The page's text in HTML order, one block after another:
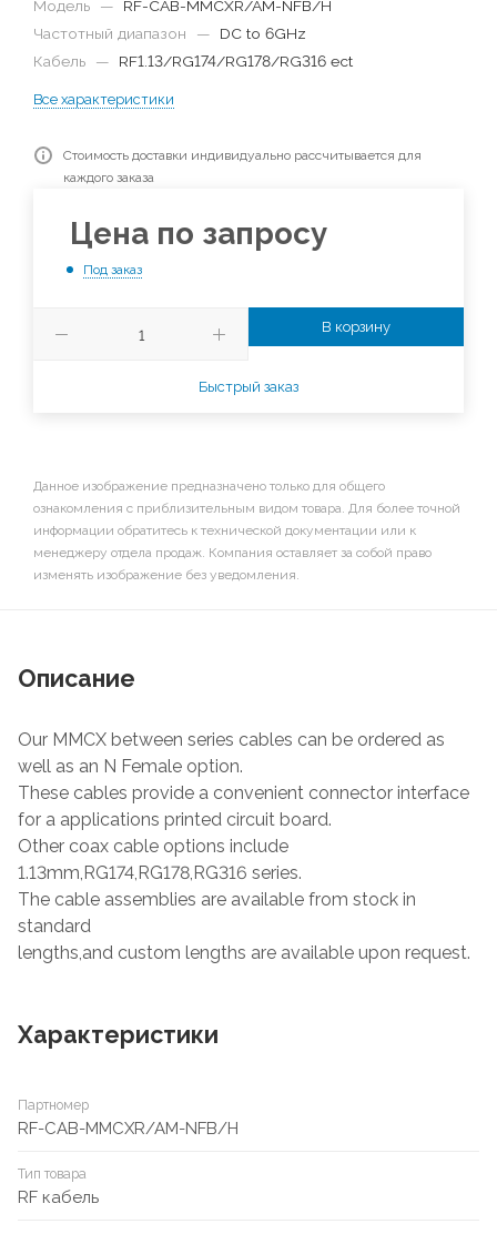
Модель
—
RF-CAB-MMCXR/AM-NFB/H
Частотный диапазон
—
DC to 6GHz
Кабель
— RF1.13/RG174/RG178/RG316 ect
Все характеристики
Стоимость доставки индивидуально рассчитывается для
каждого заказа
Цена по запросу
Под заказ
В корзину
Быстрый заказ
Данное изображение предназначено только для общего
ознакомления с приблизительным видом товара. Для более точной
информации обратитесь к технической документации или к
менеджеру отдела продаж. Компания оставляет за собой право
изменять изображение без уведомления.
Описание
Our MMCX between series cables can be ordered as
well as an N Female option.
These cables provide a convenient connector interface
for a applications printed circuit board.
Other coax cable options include
1.13mm,RG174,RG178,RG316 series.
The cable assemblies are available from stock in
standard
lengths,and custom lengths are available upon request.
Характеристики
Партномер
RF-CAB-MMCXR/AM-NFB/H
Тип товара
RF кабель